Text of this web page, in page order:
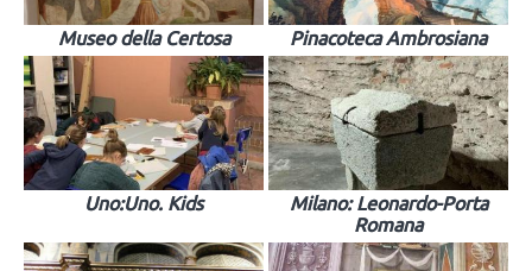
Museo della Certosa Pinacoteca Ambrosiana
Uno:Uno. Kids
Milano: Leonardo-Porta
Romana